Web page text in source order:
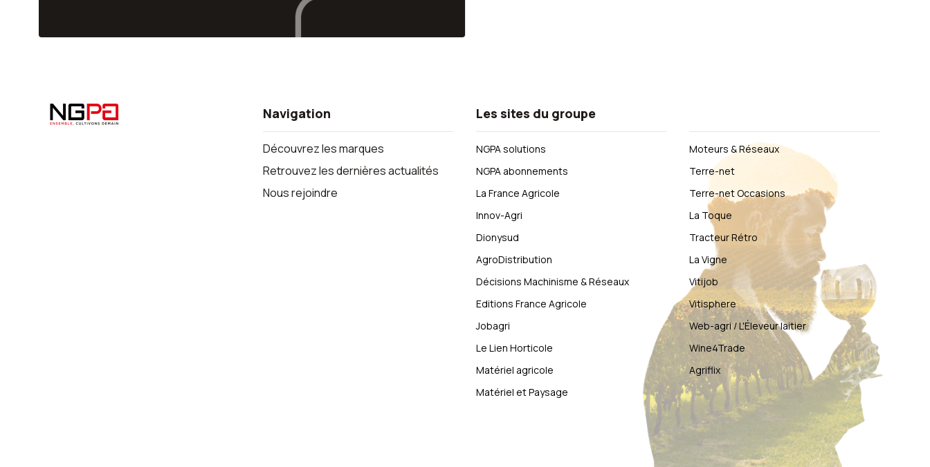
Navigation
Découvrez les marques
Retrouvez les dernières actualités
Nous rejoindre
Les sites du groupe
NGPA solutions
NGPA abonnements
La France Agricole
Innov-Agri
Dionysud
AgroDistribution
Décisions Machinisme & Réseaux
Editions France Agricole
Jobagri
Le Lien Horticole
Matériel agricole
Matériel et Paysage
Moteurs & Réseaux
Terre-net
Terre-net Occasions
La Toque
Tracteur Rétro
La Vigne
Vitijob
Vitisphere
Web-agri / L'Éleveur laitier
Wine4Trade
Agriflix